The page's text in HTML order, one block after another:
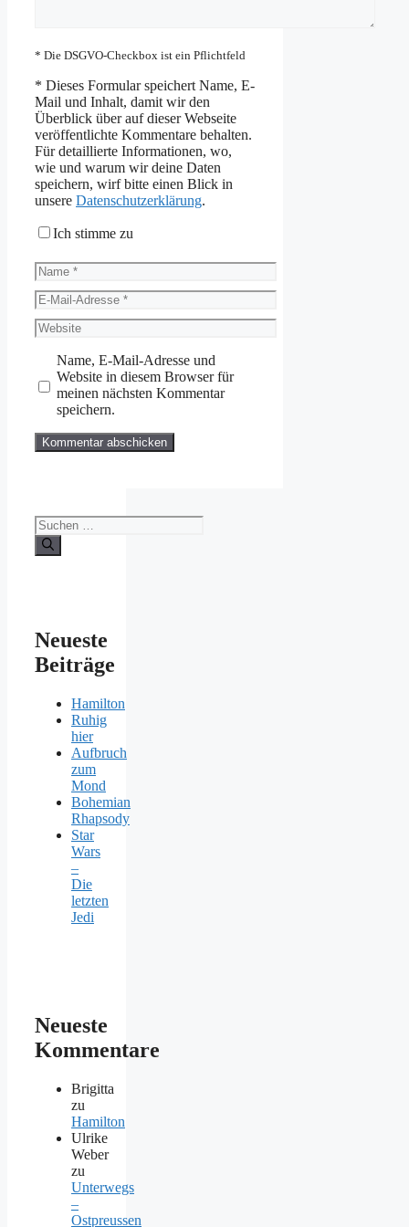
* Die DSGVO-Checkbox ist ein Pflichtfeld
* Dieses Formular speichert Name, E-
Mail und Inhalt, damit wir den
Überblick über auf dieser Webseite
veröffentlichte Kommentare behalten.
Für detaillierte Informationen, wo,
wie und warum wir deine Daten
speichern, wirf bitte einen Blick in
unsere Datenschutzerklärung.
Ich stimme zu
Name
E-
Mail-
Adresse
Website
Name, E-Mail-Adresse und
Website in diesem Browser für
meinen nächsten Kommentar
speichern.
Suchen
nach:
Neueste
Beiträge
Hamilton
Ruhig
hier
Aufbruch
zum
Mond
Bohemian
Rhapsody
Star
Wars
–
Die
letzten
Jedi
Neueste
Kommentare
Brigitta
zu
Hamilton
Ulrike
Weber
zu
Unterwegs
–
Ostpreussen